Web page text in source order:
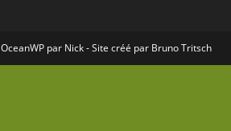
OceanWPpar Nick - Site créé par Bruno Tritsch